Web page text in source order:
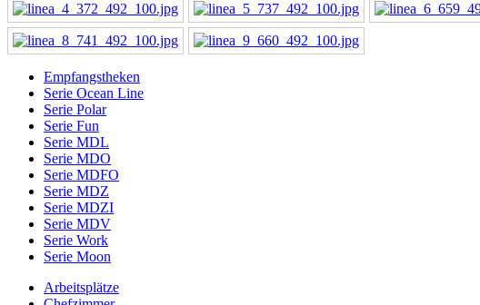
Empfangstheken
Serie Ocean Line
Serie Polar
Serie Fun
Serie MDL
Serie MDO
Serie MDFO
Serie MDZ
Serie MDZI
Serie MDV
Serie Work
Serie Moon
Arbeitsplätze